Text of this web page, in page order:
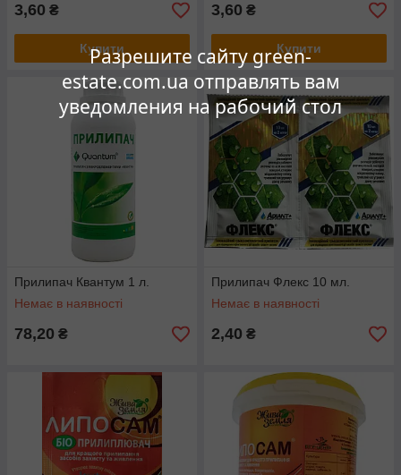
Разрешите сайту green-
estate.com.ua отправлять вам
уведомления на рабочий стол
3,60 ₴
Купити
3,60 ₴
Купити
Прилипач Квантум 1 л.
Немає в наявності
78,20 ₴
Прилипач Флекс 10 мл.
Немає в наявності
2,40 ₴